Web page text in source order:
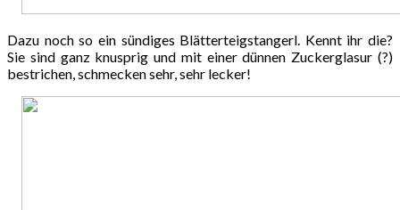
Dazu noch so ein sündiges Blätterteigstangerl. Kennt ihr die?
Sie sind ganz knusprig und mit einer dünnen Zuckerglasur (?)
bestrichen, schmecken sehr, sehr lecker!